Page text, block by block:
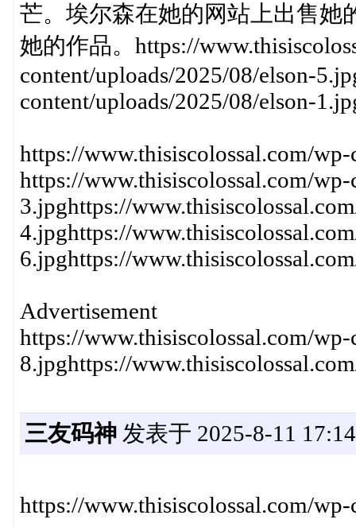
芒。埃尔森在她的网站上出售她
她的作品。https://
content/uploads/2025/08/elson-
content/uploads/2025/08/elson-
https://www.thisiscolossal.com/
https://www.thisiscolossal.com/
3.jpghttps://
4.jpghttps://
6.jpghttps://
Advertisement
https://www.thisiscolossal.com/
8.jpghttps://
三友码神发表于 2025-8-11
https://www.thisiscolossal.com/